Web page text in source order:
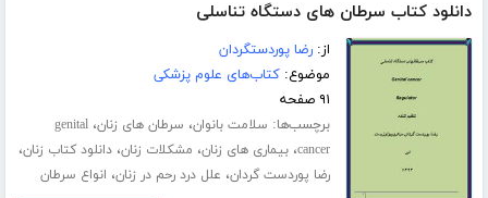
دانلود کتاب سرطان های دستگاه تناسلی
از:رضا پوردستگردان
موضوع:کتاب‌های علوم پزشکی
۹۱ صفحه
برچسب‌ها: سلامت بانوان، سرطان های زنان،genital
cancer،بیماری های زنان، مشکلات زنان،دانلود کتاب زنان،
رضا پوردست گردان، علل درد رحم در زنان، انواع سرطان